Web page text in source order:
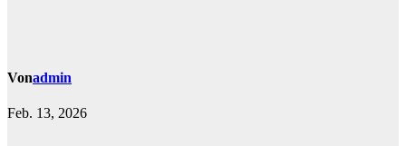
Vonadmin
Feb. 13, 2026